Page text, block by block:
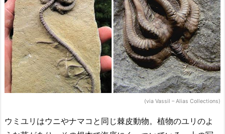
(via Vassil – Alias Collections)
ウミユリはウニやナマコと同じ棘皮動物。植物のユリのよ